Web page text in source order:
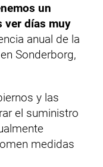
un
ver días muy
anual de la
Sonderborg,
y las
el suministro
medidas